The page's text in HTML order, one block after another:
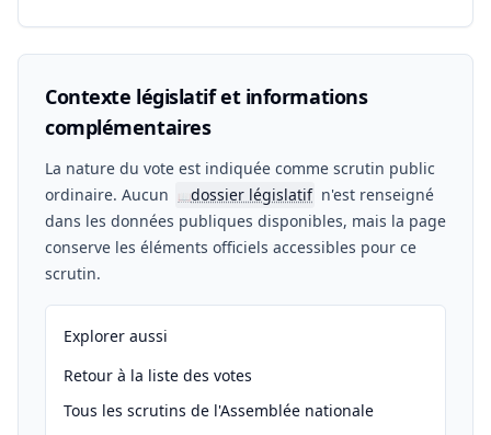
Contexte législatif et informations
complémentaires
La nature du vote est indiquée comme scrutin public
ordinaire. Aucun
📖dossier législatif n'est renseigné
dans les données publiques disponibles, mais la page
conserve les éléments officiels accessibles pour ce
scrutin.
Explorer aussi
Retour à la liste des votes
Tous les scrutins de l'Assemblée nationale